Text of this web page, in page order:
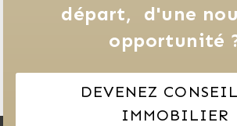
départ,
d'une
opportunité
DEVENEZ
IMMOBILIER